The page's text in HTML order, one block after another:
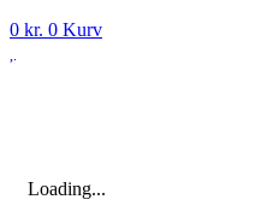
0 kr. 0 Kurv
Loading...